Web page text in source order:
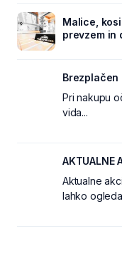
Malice,
prevzem in
Pri nakupu
vida...
AKTUALNE
Aktualne
lahko